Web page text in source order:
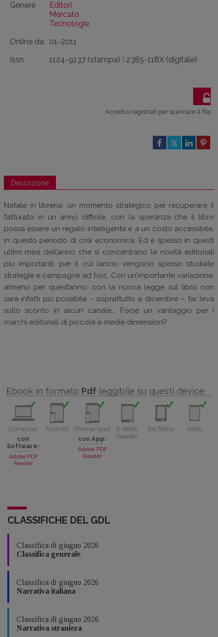
Genere
Editori
Mercato
Tecnologie
Online da
01-2011
Issn
1124-9137 (stampa) 2385-118X (digitale)
Accedi o registrati per scaricare il file
Descrizione
Natale in libreria: un momento strategico per recuperare il
fatturato in un anno difficile, con la speranza che il libro
possa essere un regalo intelligente e a un costo accessibile,
in questo periodo di crisi economica. Ed è spesso in questi
ultimi mesi dell’anno che si concentrano le novità editoriali
più importanti, per il cui lancio vengono spesso studiate
strategie e campagne ad hoc. Con un’importante variazione,
almeno per quest’anno: con la nuova legge sul libro non
sarà infatti più possibile – soprattutto a dicembre – far leva
sullo sconto in alcun canale…. Forse un vantaggio per i
marchi editoriali di piccole e medie dimensioni?
Ebook in formato Pdf leggibile su questi device:
Computer
con
Software:
Adobe PDF
Reader
Android
iPhone/Ipad
con App:
Adobe PDF
Reader
E-Book
Reader
Ibs Tolino Kobo
CLASSIFICHE DEL GDL
Classifica di giugno 2026
Classifica generale
Classifica di giugno 2026
Narrativa italiana
Classifica di giugno 2026
Narrativa straniera